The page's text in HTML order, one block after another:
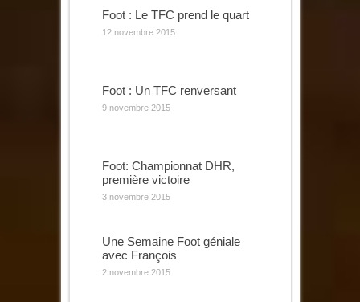
Foot : Le TFC prend le quart
12 novembre 2015
Foot : Un TFC renversant
9 novembre 2015
Foot: Championnat DHR,
première victoire
3 novembre 2015
Une Semaine Foot géniale
avec François
2 novembre 2015